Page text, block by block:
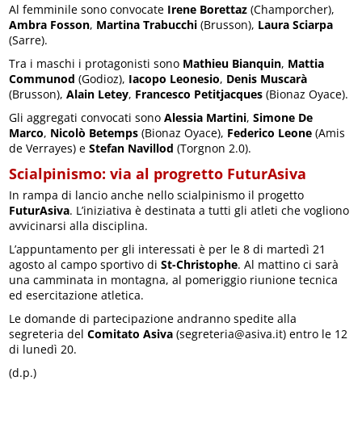
Al femminile sono convocate Irene Borettaz (Champorcher),
Ambra Fosson, Martina Trabucchi (Brusson), Laura Sciarpa
(Sarre).
Tra i maschi i protagonisti sono Mathieu Bianquin, Mattia
Communod (Godioz), Iacopo Leonesio, Denis Muscarà
(Brusson),Alain Letey, Francesco Petitjacques (Bionaz Oyace).
Gli aggregati convocati sonoAlessia Martini,Simone De
Marco, Nicolò Betemps (Bionaz Oyace), Federico Leone (Amis
de Verrayes) eStefan Navillod (Torgnon 2.0).
Scialpinismo: via al progretto FuturAsiva
In rampa di lancio anche nello scialpinismo il progetto
FuturAsiva. L’iniziativa è destinata a tutti gli atleti che vogliono
avvicinarsi alla disciplina.
L’appuntamento per gli interessati è per le 8 di martedì 21
agosto al campo sportivo diSt-Christophe. Al mattino ci sarà
una camminata in montagna, al pomeriggio riunione tecnica
ed esercitazione atletica.
Le domande di partecipazione andranno spedite alla
segreteria delComitato Asiva (segreteria@asiva.it) entro le 12
di lunedì 20.
(d.p.)